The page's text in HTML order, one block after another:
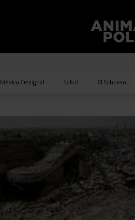
México Desigual Salud El Sabueso